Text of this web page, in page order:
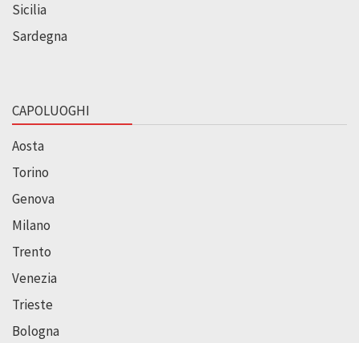
Sicilia
Sardegna
CAPOLUOGHI
Aosta
Torino
Genova
Milano
Trento
Venezia
Trieste
Bologna